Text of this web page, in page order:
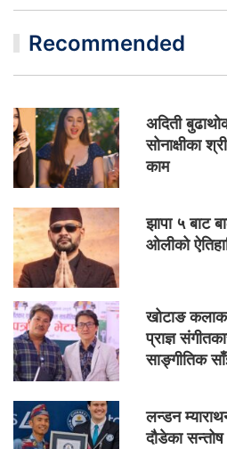
Recommended
अदिती
सोनाक्षीका
काम
झापा ५ बाट
ओलीको
खोटाङ
प्राज्ञ
साङ्गीतिक
लन्डन
दौडेका सन्तोष